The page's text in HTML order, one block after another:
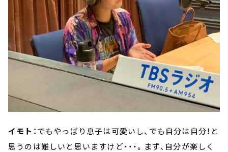
イモト：でもやっぱり息子は可愛いし、でも自分は自分！と
思うのは難しいと思いますけど・・・。まず、自分が楽しく